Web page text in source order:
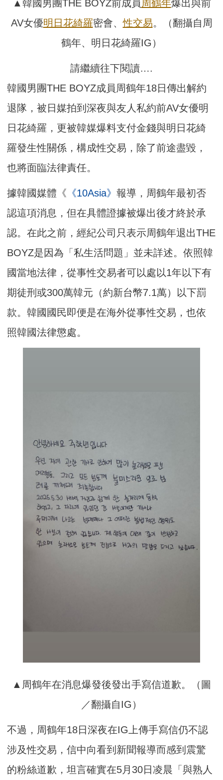
▲韓國男團THE BOYZ前成員 周鶴年爆出與前
AV女優明日花綺羅密會、性交易。（翻攝自周
鶴年、明日花綺羅IG）
請繼續往下閱讀….
韓國男團THE BOYZ成員周鶴年18日傳出解約
退隊，被日媒拍到深夜與友人私約前AV女優明
日花綺羅，更被韓媒爆料支付金錢與明日花綺
羅發生性關係，構成性交易，除了前途盡毀，
也將面臨法律責任。
據韓國媒體《 《10Asia》報導，周鶴年最初否
認這項消息，但在具體證據被爆出後才終於承
認。在此之前，經紀公司只表示周鶴年退出THE
BOYZ是因為「私生活問題」並未詳述。依照韓
國當地法律，從事性交易者可以處以1年以下有
期徒刑或300萬韓元（約新台幣7.1萬）以下罰
款。韓國國民即便是在海外從事性交易，也依
照韓國法律懲處。
▲周鶴年在消息爆發後發出手寫信道歉。（圖
／翻攝自IG）
不過，周鶴年18日深夜在IG上傳手寫信仍不認
涉及性交易，信中向看到新聞報導而感到震驚
的粉絲道歉，坦言確實在5月30日凌晨「與熟人